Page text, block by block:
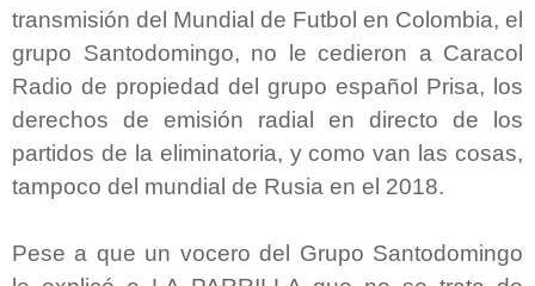
transmisión del Mundial de Futbol en Colombia, el
grupo Santodomingo, no le cedieron a Caracol
Radio de propiedad del grupo español Prisa, los
derechos de emisión radial en directo de los
partidos de la eliminatoria, y como van las cosas,
tampoco del mundial de Rusia en el 2018.
Pese a que un vocero del Grupo Santodomingo